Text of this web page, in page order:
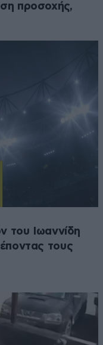
προσοχής,
του Ιωαννίδη
τους